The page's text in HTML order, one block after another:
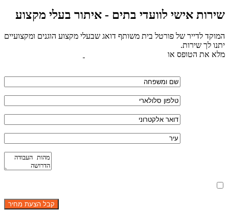
שירות אישי לוועדי בתים - איתור בעלי מקצוע
המוקד לדייר של פורטל בית משותף דואג שבעלי מקצוע הוגנים ומקצועיים
יתנו לך שירות.
מלא את הטופס או